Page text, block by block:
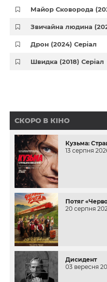
Майор Сковорода
Звичайна людина
Дрон (2024) Серіал
Швидка (2018) Серіал
СКОРО В КІНО
Кузьма:
13 серпня
Потяг
20 серпня
Дисидент
03 вересня